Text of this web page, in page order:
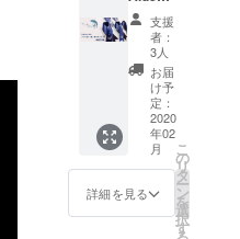
er
Aide"
の想い
を形に
したア
イリボ
ン (藍リ
ボン・
愛リボ
ン) 2個
をリ
て頂き
たいと
思って
おりま
す。 美
術を専
攻する
学生に
よるデ
ザイン
で、素
アイリ
ボン×15
＋お礼
のお手
紙】
「学校
の先生
を助け
たい」
という
想いは
私たち
支援
者：
3人
お届
け予
定：
2020
年02
月
詳細を見る
こ
の
リ
タ
ー
ン
を
選
択
す